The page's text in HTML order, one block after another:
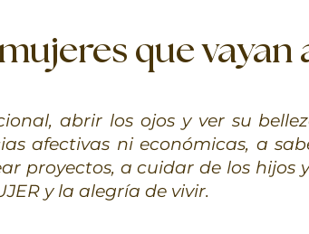
que vayan
abrir los ojos y ver su
afectivas ni económicas, a
proyectos, a cuidar de los hijos
y la alegría de vivir.